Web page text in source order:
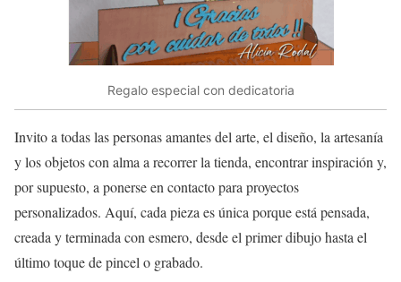
Regalo especial con dedicatoria
Invito a todas las personas amantes del arte, el diseño, la artesanía
y los objetos con alma a recorrer la tienda, encontrar inspiración y,
por supuesto, a ponerse en contacto para proyectos
personalizados. Aquí, cada pieza es única porque está pensada,
creada y terminada con esmero, desde el primer dibujo hasta el
último toque de pincel o grabado.